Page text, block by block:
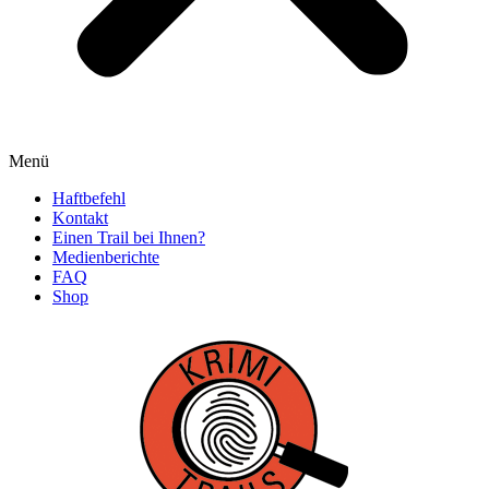
Menü
Haftbefehl
Kontakt
Einen Trail bei Ihnen?
Medienberichte
FAQ
Shop